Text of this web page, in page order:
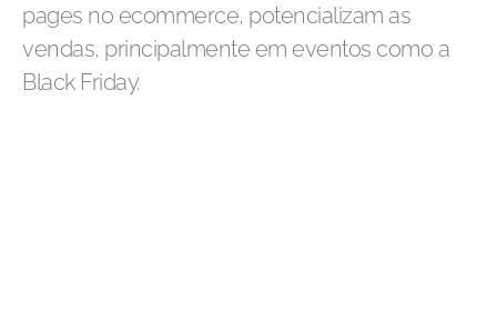
pages no ecommerce, potencializam as
vendas, principalmente em eventos como a
Black Friday.